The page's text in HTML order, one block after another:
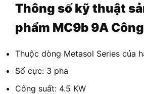
Thông số kỹ thuật
phẩm MC9b 9A
Thuộc dòng Metasol Series của
Số cực: 3 pha
Công suất: 4.5 KW